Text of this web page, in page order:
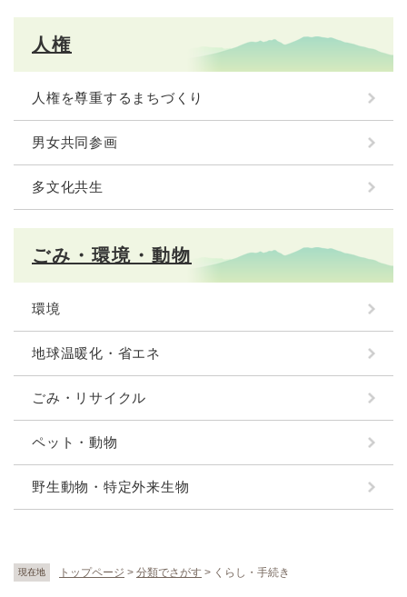
現在地 トップページ > 分類でさがす > くらし・手続き
人権
人権を尊重するまちづくり
男女共同参画
多文化共生
ごみ・環境・動物
環境
地球温暖化・省エネ
ごみ・リサイクル
ペット・動物
野生動物・特定外来生物